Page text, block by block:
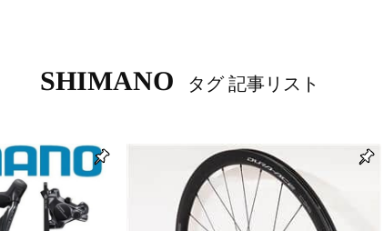
SHIMANO タグ 記事リスト